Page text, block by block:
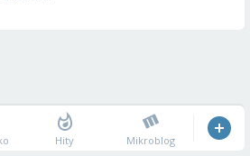
Hity Mikroblog